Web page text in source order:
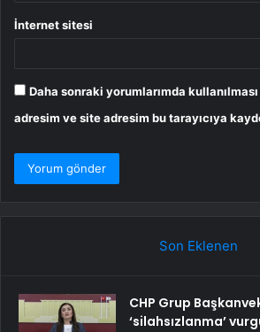
İnternet sitesi
Daha sonraki yorumlarımda
adresim ve site adresim bu tarayıcıya
Son Eklenen
CHP Grup
‘silahsızlanma’